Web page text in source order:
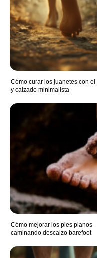
Cómo curar los juanetes con el
y calzado minimalista
Cómo mejorar los pies planos
caminando descalzo barefoot